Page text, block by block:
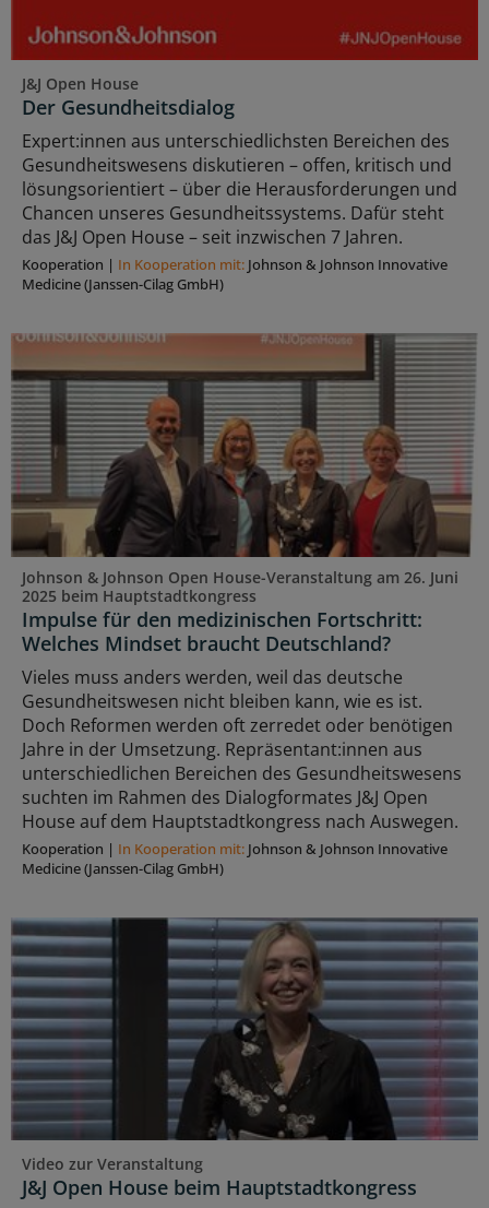
J&J Open House
Der Gesundheitsdialog
Expert:innen aus unterschiedlichsten Bereichen des
Gesundheitswesens diskutieren – offen, kritisch und
lösungsorientiert – über die Herausforderungen und
Chancen unseres Gesundheitssystems. Dafür steht
das J&J Open House – seit inzwischen 7 Jahren.
Kooperation | In Kooperation mit: Johnson & Johnson Innovative
Medicine (Janssen-Cilag GmbH)
Johnson & Johnson Open House-Veranstaltung am 26. Juni
2025 beim Hauptstadtkongress
Impulse für den medizinischen Fortschritt:
Welches Mindset braucht Deutschland?
Vieles muss anders werden, weil das deutsche
Gesundheitswesen nicht bleiben kann, wie es ist.
Doch Reformen werden oft zerredet oder benötigen
Jahre in der Umsetzung. Repräsentant:innen aus
unterschiedlichen Bereichen des Gesundheitswesens
suchten im Rahmen des Dialogformates J&J Open
House auf dem Hauptstadtkongress nach Auswegen.
Kooperation | In Kooperation mit: Johnson & Johnson Innovative
Medicine (Janssen-Cilag GmbH)
Video zur Veranstaltung
J&J Open House beim Hauptstadtkongress